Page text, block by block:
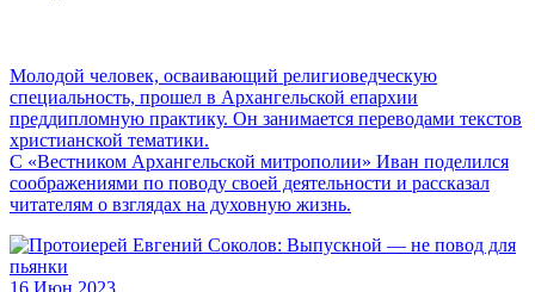
Молодой человек, осваивающий религиоведческую
специальность, прошел в Архангельской епархии
преддипломную практику. Он занимается переводами текстов
христианской тематики.
С «Вестником Архангельской митрополии» Иван поделился
соображениями по поводу своей деятельности и рассказал
читателям о взглядах на духовную жизнь.
16 Июн 2023